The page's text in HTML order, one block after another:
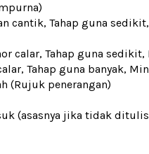
cantik, Tahap guna
calar, Tahap guna
Tahap guna banyak,
(Rujuk penerangan)
(asasnya jika tidak